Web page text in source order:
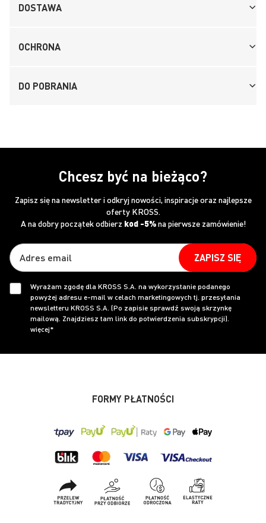
DOSTAWA
OCHRONA
DO POBRANIA
Chcesz być na bieżąco?
Zapisz się na newsletter i odkryj nowości, inspiracje oraz najlepsze
oferty KROSS.
A na dobry początek odbierz kod -5%na pierwsze zamówienie!
ZAPISZ SIĘ
Wyrażam zgodę dla KROSS S.A. na wykorzystanie podanego
powyżej adresu e-mail w celach marketingowych tj. przesyłania
newsletteru KROSS S.A. (Po zapisie sprawdź swoją skrzynkę
mailową. Znajdziesz tam link do potwierdzenia subskrypcji).
więcej*
FORMY PŁATNOŚCI